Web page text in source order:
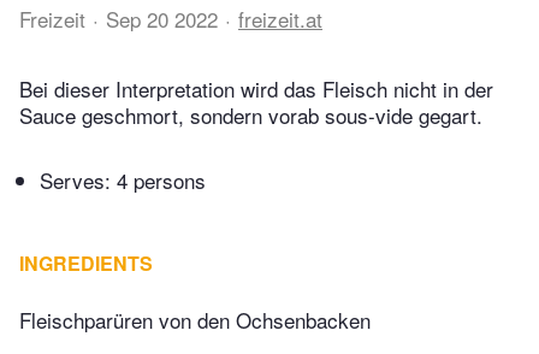
Freizeit Sep 20 2022 freizeit.at
Bei dieser Interpretation wird das Fleisch nicht in der
Sauce geschmort, sondern vorab sous-vide gegart.
Serves: 4 persons
INGREDIENTS
Fleischparüren von den Ochsenbacken